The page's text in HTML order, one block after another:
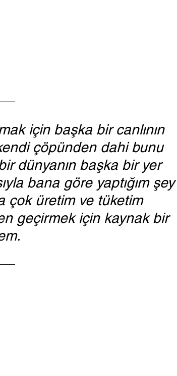
için başka bir canlının
çöpünden dahi bunu
dünyanın başka bir yer
bana göre yaptığım şey
çok üretim ve tüketim
geçirmek için kaynak bir